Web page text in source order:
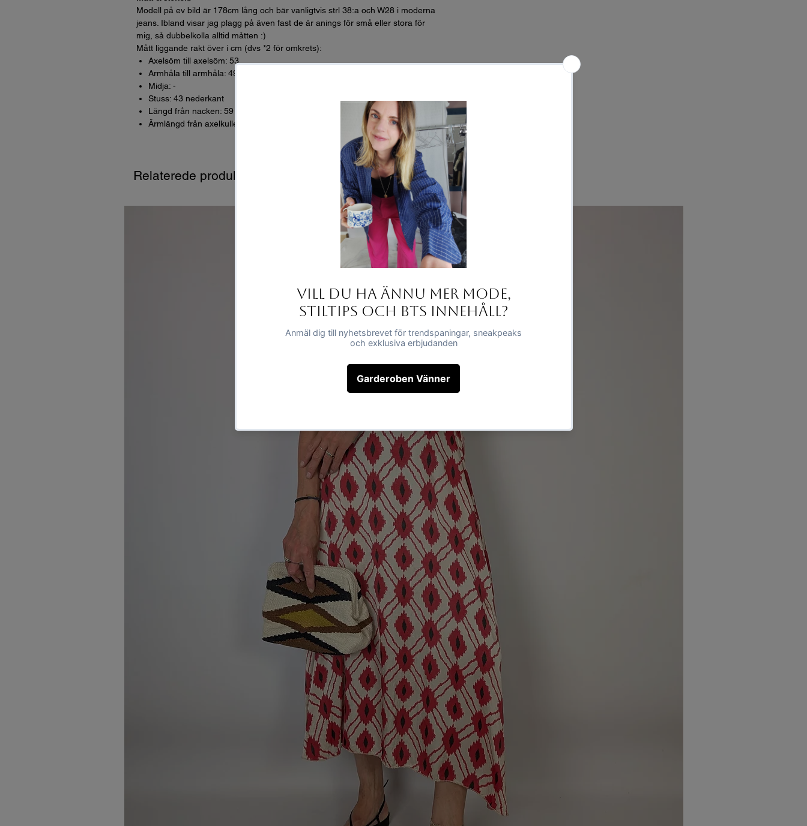
Modell på ev bild är 178cm lång och bär vanligtvis strl 38:a och W28 i moderna
jeans. Ibland visar jag plagg på även fast de är anings för små eller stora för
mig, så dubbelkolla alltid måtten :)
Mått liggande rakt över i cm (dvs *2 för omkrets):
Axelsöm till axelsöm: 53
Armhåla till armhåla: 49
Midja: -
Stuss: 43 nederkant
Längd från nacken: 59
Ärmlängd från axelkullen: 50
Relaterede produkter